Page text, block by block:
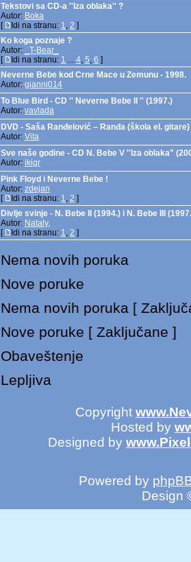
Tekstovi sa CD-a ''Iza oblaka'' ?
Autor: Boka
[
Idi na stranu: 1, 2 ]
Ko koga poznaje ?
Autor:
_T-Bear_
[
Idi na stranu: 1 ... 4, 5, 6 ]
Neverne Bebe kod Crne Mace u Zemunu - 1998.
Autor: gianni014
To Blue Bird - CD '' Neverne Bebe II '' (1997.)
Autor: vavlada
DVD - Saša Ranđelović – Ranđa (škola el. gitare)
Autor: Vita
Sve naše godine - CD N. Bebe V ''Iza oblaka"
Autor: ikigr
Pink Floyd i Neverne Bebe !
Autor: zdejan
[
Idi na stranu: 1, 2 ]
Divlje svinje - N. Bebe II (1994.) i N. Bebe III
Autor: Nataly,
[
Idi na stranu: 1, 2 ]
Nema novih poruka
Nove poruke
Nema novih poruka [
Nove poruke [ Zaključane ]
Obaveštenje
Lepljiva
Copyright
Hosted by
Designed by
Powered by
Design